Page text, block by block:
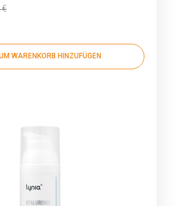
€
WARENKORB HINZUFÜGEN